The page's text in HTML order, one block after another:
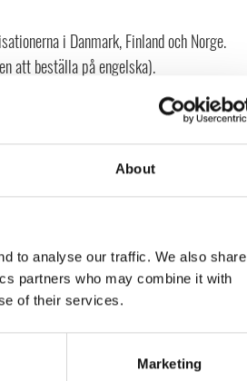
About
to analyse our traffic. We also share
partners who may combine it with
of their services.
Marketing
i Danmark, Finland och Norge.
att beställa på engelska).
loggat in